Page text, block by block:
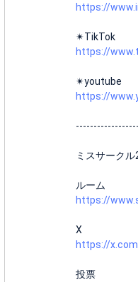
https://
✴︎TikTok
https://
✴︎youtube
https://
ミスサーク
ルーム
https://
X
https://
投票